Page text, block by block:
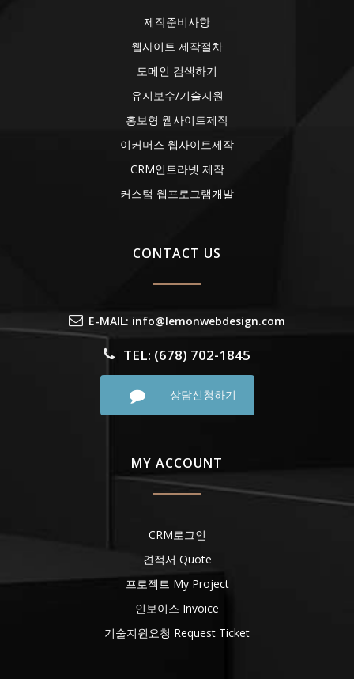
제작준비사항
웹사이트 제작절차
도메인 검색하기
유지보수/기술지원
홍보형 웹사이트제작
이커머스 웹사이트제작
CRM인트라넷 제작
커스텀 웹프로그램개발
CONTACT US
E-MAIL: info@lemonwebdesign.com
TEL: (678) 702-1845
상담신청하기
MY ACCOUNT
CRM로그인
견적서 Quote
프로젝트 My Project
인보이스 Invoice
기술지원요청 Request Ticket